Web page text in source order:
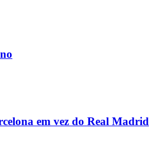
em vez do Real Madrid